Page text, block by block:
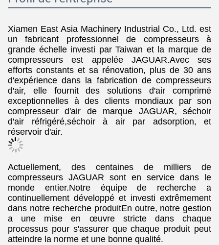
Xiamen East Asia Machinery Industrial Co., Ltd. est
un fabricant professionnel de compresseurs à
grande échelle investi par Taiwan et la marque de
compresseurs est appelée JAGUAR.Avec ses
efforts constants et sa rénovation, plus de 30 ans
d'expérience dans la fabrication de compresseurs
d'air, elle fournit des solutions d'air comprimé
exceptionnelles à des clients mondiaux par son
compresseur d'air de marque JAGUAR, séchoir
d'air réfrigéré,séchoir à air par adsorption, et
réservoir d'air.
Actuellement, des centaines de milliers de
compresseurs JAGUAR sont en service dans le
monde entier.Notre équipe de recherche a
continuellement développé et investi extrêmement
dans notre recherche produitEn outre, notre gestion
a une mise en œuvre stricte dans chaque
processus pour s'assurer que chaque produit peut
atteindre la norme et une bonne qualité.